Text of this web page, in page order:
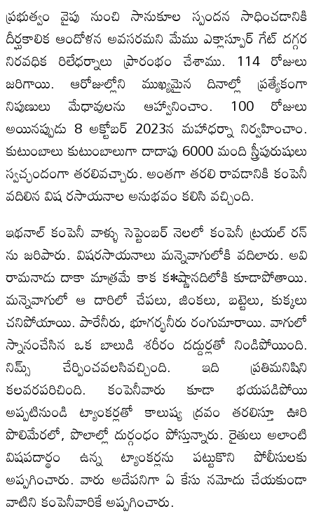
ప్రభుత్వం వైపు నుంచి సానుకూల స్పందన సాధించడానికి
దీర్ఘకాలిక ఆందోళన అవసరమని మేము ఎక్లాస్పూర్‍ గేట్‍ దగ్గర
నిరవధిక రిలేధర్నాలు ప్రారంభం చేశాము. 114 రోజులు
జరిగాయి. ఆరోజుల్లోని ముఖ్యమైన దినాల్లో ప్రత్యేకంగా
నిపుణులు మేధావులను ఆహ్వానించాం. 100 రోజులు
అయినప్పుడు 8 అక్టోబర్‍ 2023న మహాధర్నా నిర్వహించాం.
కుటుంబాలు కుటుంబాలుగా దాదాపు 6000 మంది స్త్రీపురుషులు
స్వచ్ఛందంగా తరలివచ్చారు. అంతగా తరలి రావడానికి కంపెనీ
వదిలిన విష రసాయనాల అనుభవం కలిసి వచ్చింది.
ఇథనాల్‍ కంపెనీ వాళ్ళు సెప్టెంబర్‍ నెలలో కంపెనీ ట్రయల్‍ రన్‍
ను జరిపారు. విషరసాయనాలు మన్నెవాగులోకి వదిలారు. అవి
రామనాడు దాకా మాత్రమే కాక క•ష్ణానదిలోకి కూడాపోతాయి.
మన్నెవాగులో ఆ దారిలో చేపలు, జింకలు, బట్టెలు, కుక్కలు
చనిపోయాయి. పారేనీరు, భూగర్భనీరు రంగుమారాయి. వాగులో
స్నానంచేసిన ఒక బాలుడి శరీరం దద్దుర్లతో నిండిపోయింది.
నిమ్స్ చేర్పించవలసివచ్చింది. ఇది ప్రతిమనిషిని
కలవరపరిచింది. కంపెనీవారు కూడా భయపడిపోయి
అప్పటినుండి ట్యాంకర్లతో కాలుష్య ద్రవం తరలిస్తూ ఊరి
పొలిమేరలో, పొలాల్లో దుర్గంధం పోస్తున్నారు. రైతులు అలాంటి
విషపదార్థం ఉన్న ట్యాంకర్లను పట్టుకొని పోలీసులకు
అప్పగించారు. వారు అదేపనిగా ఏ కేసు నమోదు చేయకుండా
వాటిని కంపెనీవారికే అప్పగించారు.